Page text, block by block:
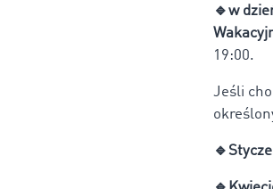
🔹w
19:00.
Jeśli